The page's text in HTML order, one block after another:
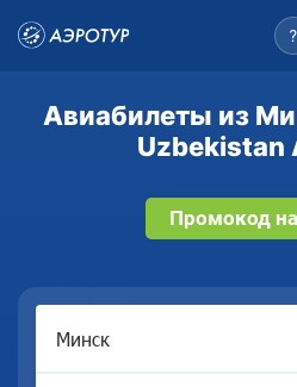
Авиабилеты из
Uzbekistan
Промокод